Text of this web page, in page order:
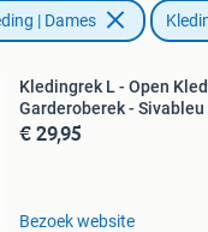
| Dames
Kledingrek L - Open
Garderoberek - Sivableu
€ 29,95
Bezoek website